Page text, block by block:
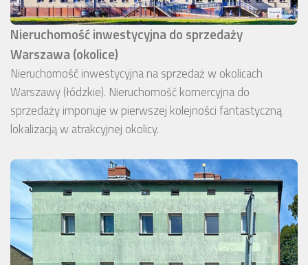
Nieruchomość inwestycyjna do sprzedaży
Warszawa (okolice)
Nieruchomość inwestycyjna na sprzedaż w okolicach
Warszawy (łódzkie). Nieruchomość komercyjna do
sprzedaży imponuje w pierwszej kolejności fantastyczną
lokalizacją w atrakcyjnej okolicy.